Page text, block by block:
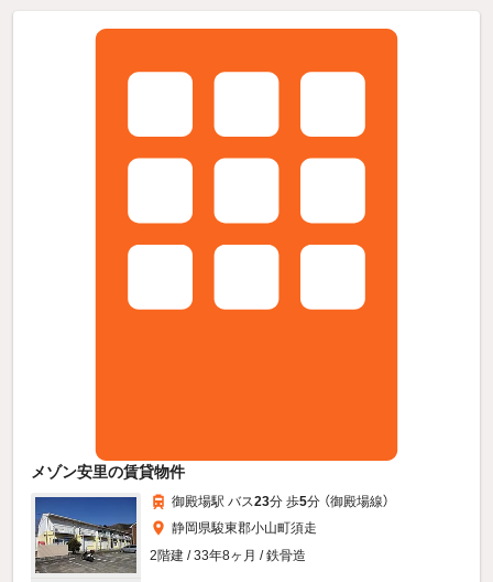
メゾン安里の賃貸物件
御殿場駅 バス23分 歩5分 （御殿場線）
静岡県駿東郡小山町須走
2階建 / 33年8ヶ月 / 鉄骨造